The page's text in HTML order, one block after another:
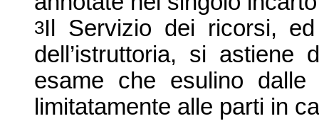
3Il Servizio dei ricorsi,
dell’istruttoria, si astiene
esame che esulino
limitatamente alle parti in